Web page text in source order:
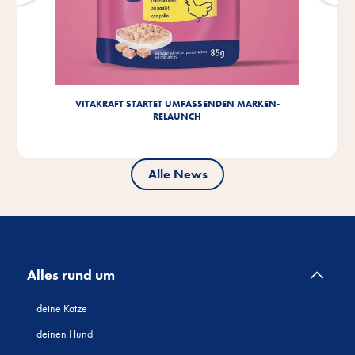
VITAKRAFT STARTET UMFASSENDEN MARKEN-
RELAUNCH
Alle News
Alles rund um
deine Katze
deinen Hund